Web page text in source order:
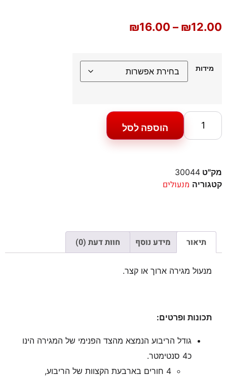
₪12.00
–
₪16.00
מידות
הוספה לסל
מק"ט 30044
קטגוריה מנעולים
תיאור מידע נוסף חוות דעת (0)
מנעול מגירה ארוך או קצר.
תכונות ופרטים:
גודל הריבוע הנמצא מהצד הפנימי של המגירה הינו
כ4 סנטימטר.
4 חורים בארבעת הקצוות של הריבוע,